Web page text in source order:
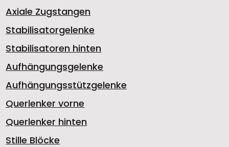
Axiale Zugstangen
Stabilisatorgelenke
Stabilisatoren hinten
Aufhängungsgelenke
Aufhängungsstützgelenke
Querlenker vorne
Querlenker hinten
Stille Blöcke